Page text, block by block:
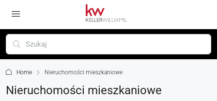
Home Nieruchomości mieszkaniowe
Nieruchomości mieszkaniowe